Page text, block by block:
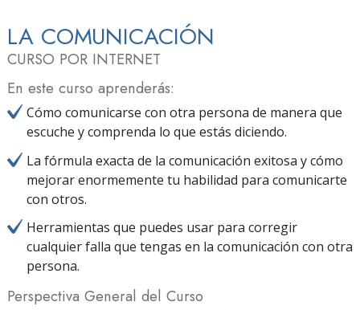
LA COMUNICACIÓN
CURSO POR INTERNET
En este curso aprenderás:
Cómo comunicarse con otra persona de manera que
escuche y comprenda lo que estás diciendo.
La fórmula exacta de la comunicación exitosa y cómo
mejorar enormemente tu habilidad para comunicarte
con otros.
Herramientas que puedes usar para corregir
cualquier falla que tengas en la comunicación con otra
persona.
Perspectiva General del Curso